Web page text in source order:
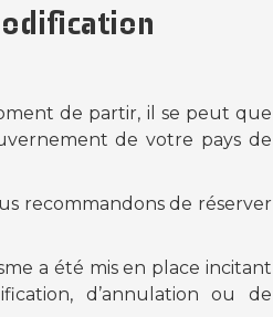
de partir, il se peut que
de votre pays de
recommandons de réserver
a été mis en place incitant
d’annulation ou de